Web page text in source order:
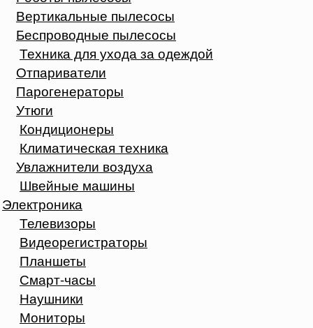
Вертикальные пылесосы
Беспроводные пылесосы
Техника для ухода за одеждой
Отпариватели
Парогенераторы
Утюги
Кондиционеры
Климатическая техника
Увлажнители воздуха
Швейные машины
Электроника
Телевизоры
Видеорегистраторы
Планшеты
Смарт-часы
Наушники
Мониторы